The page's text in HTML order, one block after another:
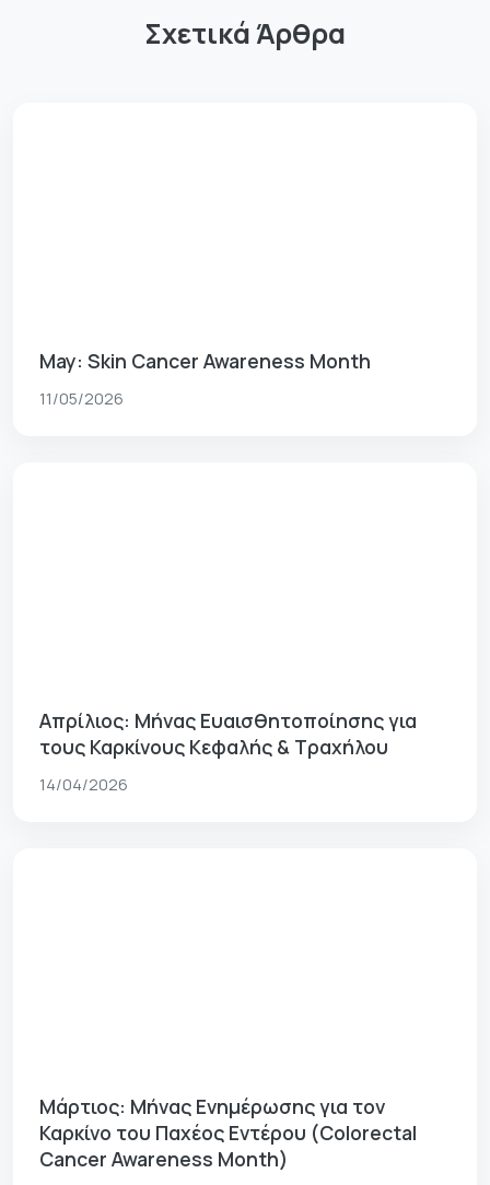
Σχετικά Άρθρα
May: Skin Cancer Awareness Month
11/05/2026
Απρίλιος: Μήνας Ευαισθητοποίησης για
τους Καρκίνους Κεφαλής & Τραχήλου
14/04/2026
Μάρτιος: Μήνας Ενημέρωσης για τον
Καρκίνο του Παχέος Εντέρου (Colorectal
Cancer Awareness Month)